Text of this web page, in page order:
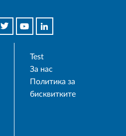
Test
За нас
Политика за
бисквитките